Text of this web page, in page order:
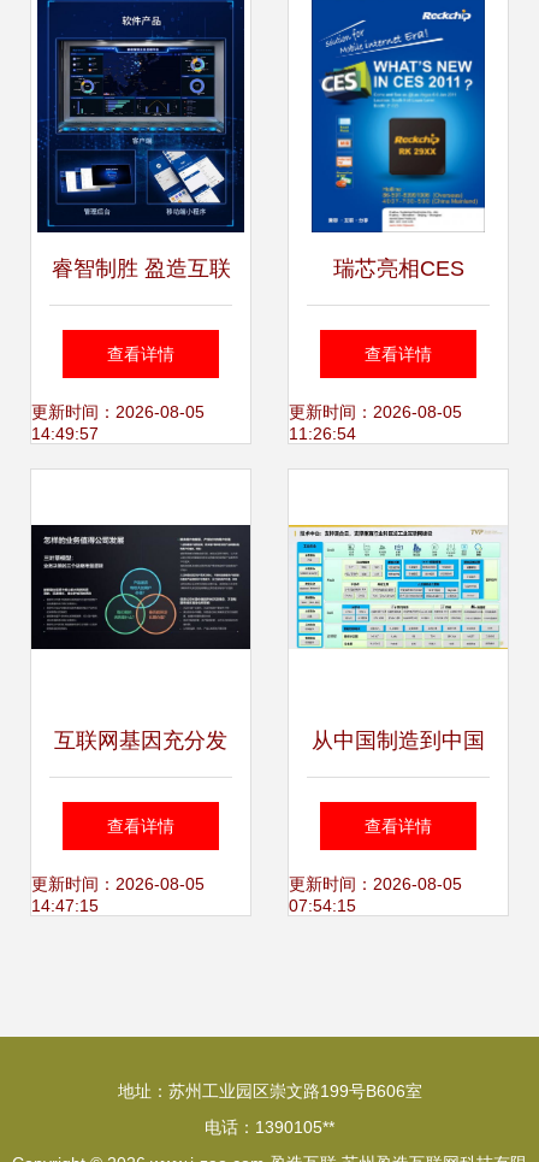
发展大会在京召开
睿智制胜 盈造互联
工业互联网解决方
案加速制造业转型
查看详情
更新时间：2026-08-05
14:49:57
瑞芯亮相CES
RK29XX移动互联
产品与Google TV
查看详情
更新时间：2026-08-05
11:26:54
互联网基因充分发
酵后,移卡讲出了一
个什么样的产品故
查看详情
更新时间：2026-08-05
14:47:15
从中国制造到中国
智造,打通工业互联
网的任督二脉
查看详情
更新时间：2026-08-05
07:54:15
地址：苏州工业园区崇文路199号B606室
电话：1390105**